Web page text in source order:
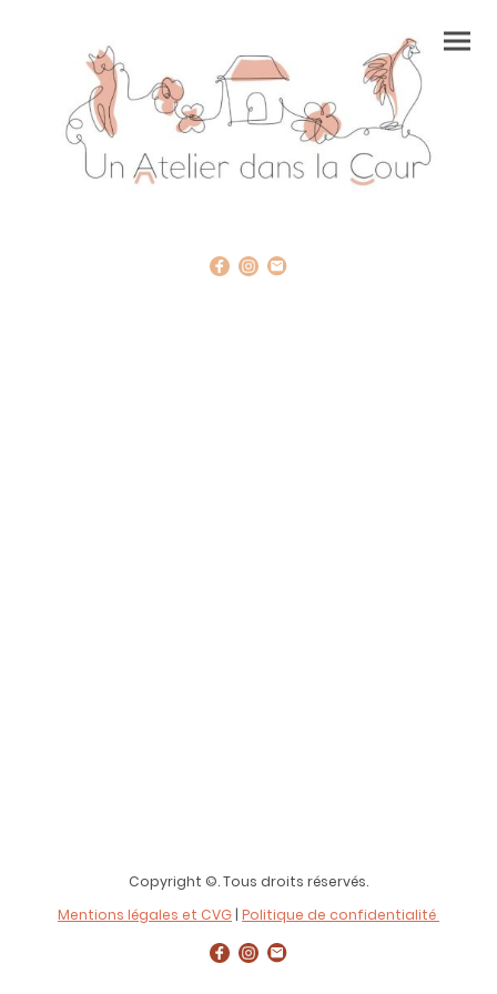
Copyright ©. Tous droits réservés.
Mentions légales et CVG | Politique de confidentialité